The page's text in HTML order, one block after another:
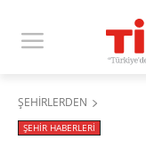
ŞEHİRLERDEN
ŞEHİR HABERLERİ